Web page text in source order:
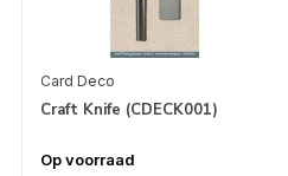
Card Deco
Craft Knife (CDECK001)
Op voorraad